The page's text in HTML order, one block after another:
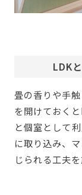
LDK
畳の香りや手
を開けておく
と個室として
に取り込み、
じられる工夫を